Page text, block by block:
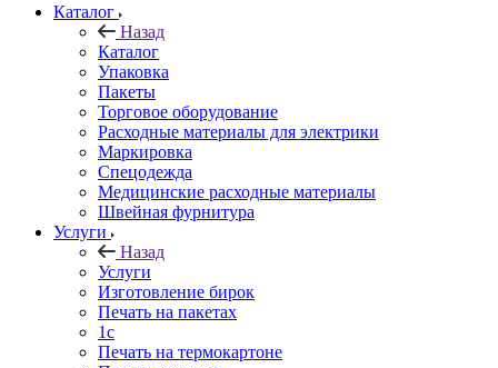
Каталог
Назад
Каталог
Упаковка
Пакеты
Торговое оборудование
Расходные материалы для электрики
Маркировка
Спецодежда
Медицинские расходные материалы
Швейная фурнитура
Услуги
Назад
Услуги
Изготовление бирок
Печать на пакетах
1c
Печать на термокартоне